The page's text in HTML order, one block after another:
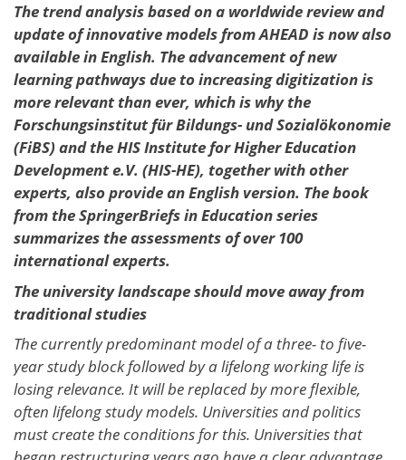
The trend analysis based on a worldwide review and
update of innovative models from AHEAD is now also
available in English. The advancement of new
learning pathways due to increasing digitization is
more relevant than ever, which is why the
Forschungsinstitut für Bildungs- und Sozialökonomie
(FiBS) and the HIS Institute for Higher Education
Development e.V. (HIS-HE), together with other
experts, also provide an English version. The book
from the SpringerBriefs in Education series
summarizes the assessments of over 100
international experts.
The university landscape should move away from
traditional studies
The currently predominant model of a three- to five-
year study block followed by a lifelong working life is
losing relevance. It will be replaced by more flexible,
often lifelong study models. Universities and politics
must create the conditions for this. Universities that